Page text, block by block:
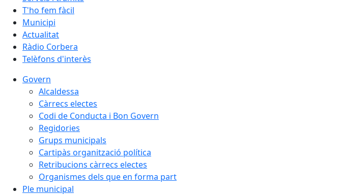
T'ho fem fàcil
Municipi
Actualitat
Ràdio Corbera
Telèfons d'interès
Govern
Alcaldessa
Càrrecs electes
Codi de Conducta i Bon Govern
Regidories
Grups municipals
Cartipàs organització política
Retribucions càrrecs electes
Organismes dels que en forma part
Ple municipal